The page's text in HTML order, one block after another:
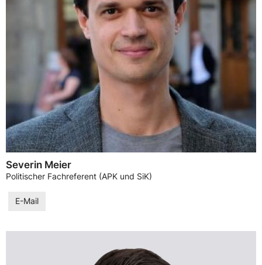
Severin Meier
Politischer Fachreferent (APK und SiK)
E-Mail